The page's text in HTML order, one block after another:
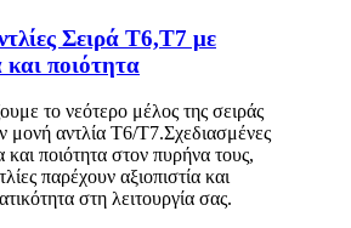
Σειρά T6,T7 με
και ποιότητα
το νεότερο μέλος της σειράς
μονή αντλία T6/T7.Σχεδιασμένες
και ποιότητα στον πυρήνα τους,
παρέχουν αξιοπιστία και
στη λειτουργία σας.